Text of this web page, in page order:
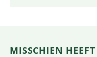
MISSCHIEN